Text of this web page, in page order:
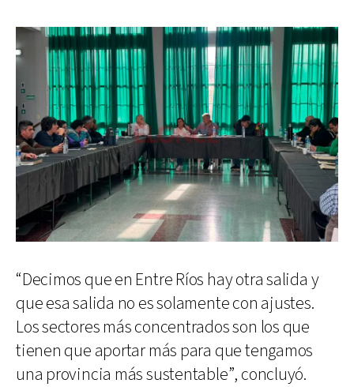
“Decimos que en Entre Ríos hay otra salida y
que esa salida no es solamente con ajustes.
Los sectores más concentrados son los que
tienen que aportar más para que tengamos
una provincia más sustentable”, concluyó.